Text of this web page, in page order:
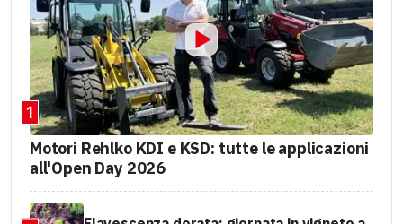
1
Motori Rehlko KDI e KSD: tutte le applicazioni
all'Open Day 2026